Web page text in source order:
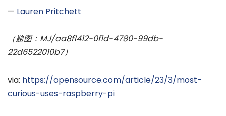
— Lauren Pritchett
（题图：MJ/aa8f1412-0f1d-4780-99db-
22d6522010b7）
via: https://opensource.com/article/23/3/most-
curious-uses-raspberry-pi